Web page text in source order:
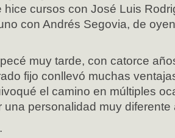
hice cursos con José Luis
con Andrés Segovia, de
muy tarde, con catorce
fijo conllevó muchas
el camino en múltiples
una personalidad muy diferente